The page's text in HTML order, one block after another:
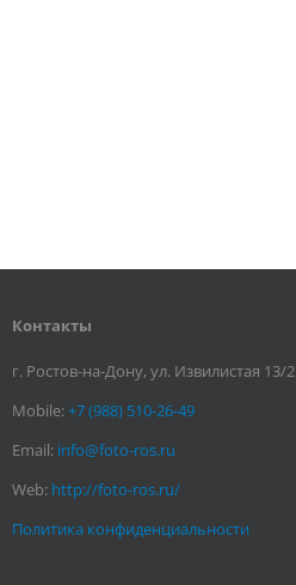
Контакты
г. Ростов-на-Дону, ул. Извилистая 13/2
Mobile:+7 (988) 510-26-49
Email: info@foto-ros.ru
Web: http://foto-ros.ru/
Политика конфиденциальности